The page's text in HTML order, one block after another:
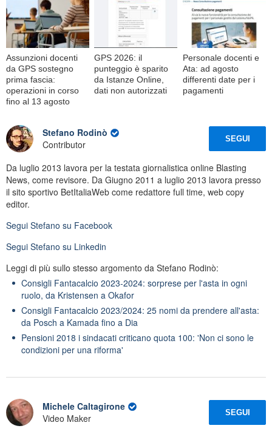
Assunzioni docenti
da GPS sostegno
prima fascia:
operazioni in corso
fino al 13 agosto
GPS 2026: il
punteggio è sparito
da Istanze Online,
dati non autorizzati
Personale docenti e
Ata: ad agosto
differenti date per i
pagamenti
Stefano Rodinò
Contributor
SEGUI
Da luglio 2013 lavora per la testata giornalistica online Blasting
News, come revisore. Da Giugno 2011 a luglio 2013 lavora presso
il sito sportivo BetItaliaWeb come redattore full time, web copy
editor.
Segui Stefano su Facebook
Segui Stefano su Linkedin
Leggi di più sullo stesso argomento da Stefano Rodinò:
Consigli Fantacalcio 2023-2024: sorprese per l'asta in ogni
ruolo, da Kristensen a Okafor
Consigli Fantacalcio 2023/2024: 25 nomi da prendere all'asta:
da Posch a Kamada fino a Dia
Pensioni 2018 i sindacati criticano quota 100: 'Non ci sono le
condizioni per una riforma'
Michele Caltagirone
Video Maker
SEGUI